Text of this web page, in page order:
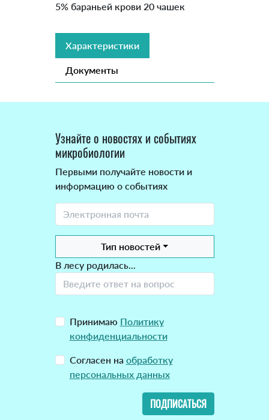
5% бараньей крови 20 чашек
Характеристики
Документы
Узнайте о новостях и событиях
микробиологии
Первыми получайте новости и
информацию о событиях
Тип новостей
В лесу родилась...
Принимаю Политику
конфиденциальности
Согласен на обработку
персональных данных
ПОДПИСАТЬСЯ